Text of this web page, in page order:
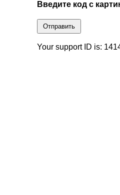
Введите код с
Отправить
Your support ID is: